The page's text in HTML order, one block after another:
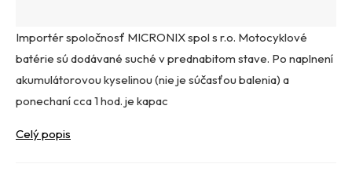
Importér spoločnosť MICRONIX spol s r.o. Motocyklové
batérie sú dodávané suché v prednabitom stave. Po naplnení
akumulátorovou kyselinou (nie je súčasťou balenia) a
ponechaní cca 1 hod. je kapac
Celý popis